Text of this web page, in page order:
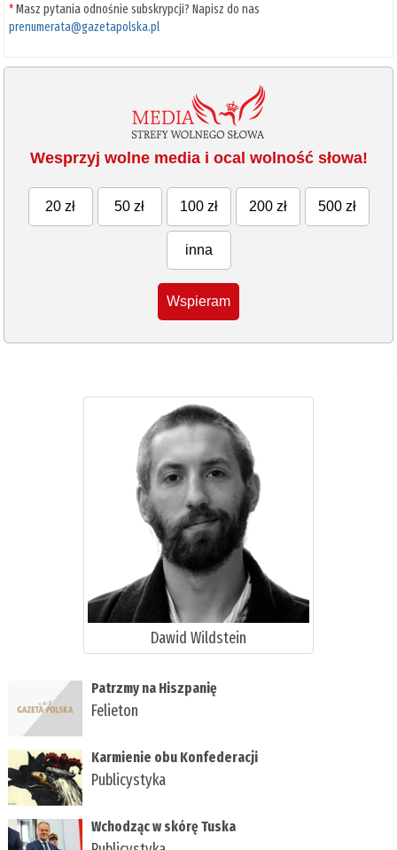
*Masz pytania odnośnie subskrypcji? Napisz do nas
prenumerata@gazetapolska.pl
Wesprzyj wolne media i ocal wolność słowa!
20 zł 50 zł 100 zł 200 zł 500 zł
inna
Wspieram
Dawid Wildstein
Patrzmy na Hiszpanię
Felieton
Karmienie obu Konfederacji
Publicystyka
Wchodząc w skórę Tuska